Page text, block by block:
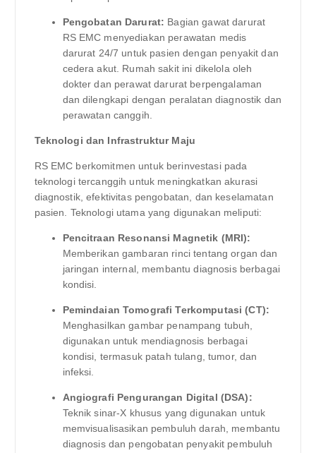
Pengobatan Darurat: Bagian gawat darurat
RS EMC menyediakan perawatan medis
darurat 24/7 untuk pasien dengan penyakit dan
cedera akut. Rumah sakit ini dikelola oleh
dokter dan perawat darurat berpengalaman
dan dilengkapi dengan peralatan diagnostik dan
perawatan canggih.
Teknologi dan Infrastruktur Maju
RS EMC berkomitmen untuk berinvestasi pada
teknologi tercanggih untuk meningkatkan akurasi
diagnostik, efektivitas pengobatan, dan keselamatan
pasien. Teknologi utama yang digunakan meliputi:
Pencitraan Resonansi Magnetik (MRI):
Memberikan gambaran rinci tentang organ dan
jaringan internal, membantu diagnosis berbagai
kondisi.
Pemindaian Tomografi Terkomputasi (CT):
Menghasilkan gambar penampang tubuh,
digunakan untuk mendiagnosis berbagai
kondisi, termasuk patah tulang, tumor, dan
infeksi.
Angiografi Pengurangan Digital (DSA):
Teknik sinar-X khusus yang digunakan untuk
memvisualisasikan pembuluh darah, membantu
diagnosis dan pengobatan penyakit pembuluh